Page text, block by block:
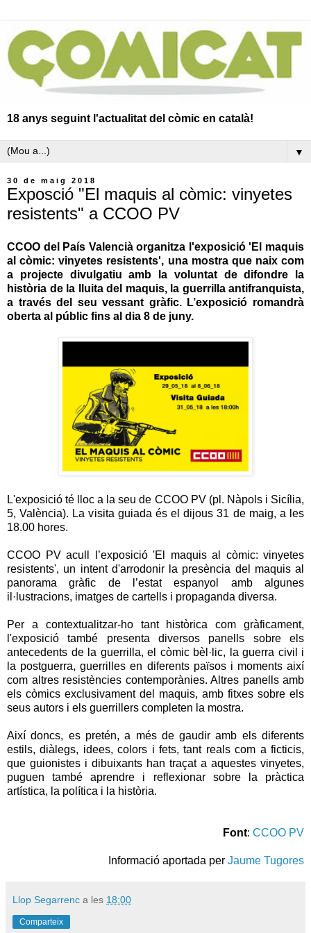
18 anys seguint l'actualitat del còmic en català!
▼
30 de maig 2018
Exposció "El maquis al còmic: vinyetes
resistents" a CCOO PV
CCOO del País Valencià organitza l'exposició 'El maquis
al còmic: vinyetes resistents', una mostra que naix com
a projecte divulgatiu amb la voluntat de difondre la
història de la lluita del maquis, la guerrilla antifranquista,
a través del seu vessant gràfic. L’exposició romandrà
oberta al públic fins al dia 8 de juny.
L'exposició té lloc a la seu de CCOO PV (pl. Nàpols i Sicília,
5, València). La visita guiada és el dijous 31 de maig, a les
18.00 hores.
CCOO PV acull l’exposició 'El maquis al còmic: vinyetes
resistents', un intent d'arrodonir la presència del maquis al
panorama gràfic de l’estat espanyol amb algunes
il·lustracions, imatges de cartells i propaganda diversa.
Per a contextualitzar-ho tant històrica com gràficament,
l'exposició també presenta diversos panells sobre els
antecedents de la guerrilla, el còmic bèl·lic, la guerra civil i
la postguerra, guerrilles en diferents països i moments així
com altres resistències contemporànies. Altres panells amb
els còmics exclusivament del maquis, amb fitxes sobre els
seus autors i els guerrillers completen la mostra.
Així doncs, es pretén, a més de gaudir amb els diferents
estils, diàlegs, idees, colors i fets, tant reals com a ficticis,
que guionistes i dibuixants han traçat a aquestes vinyetes,
puguen també aprendre i reflexionar sobre la pràctica
artística, la política i la història.
Font: CCOO PV
Informació aportada per Jaume Tugores
Llop Segarrenc a les 18:00
Comparteix